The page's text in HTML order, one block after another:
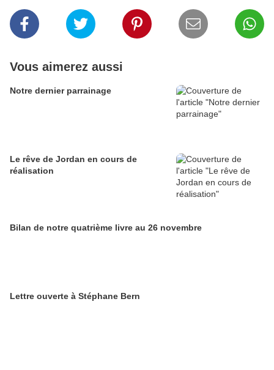
Vous aimerez aussi
Notre dernier parrainage
Le rêve de Jordan en cours de
réalisation
Bilan de notre quatrième livre au 26 novembre
Lettre ouverte à Stéphane Bern